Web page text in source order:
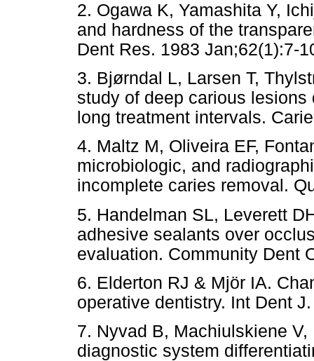
2. Ogawa K, Yamashita Y,
and hardness of the
Dent Res. 1983 Jan;62(1):7-
3. Bjørndal L, Larsen T,
study of deep carious
long treatment intervals.
4. Maltz M, Oliveira EF,
microbiologic, and
incomplete caries removal.
5. Handelman SL, Leverett
adhesive sealants over
evaluation. Community Dent
6. Elderton RJ & Mjör IA.
operative dentistry. Int Dent
7. Nyvad B, Machiulskiene
diagnostic system